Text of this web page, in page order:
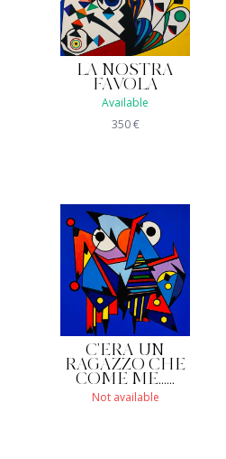
LA NOSTRA
FAVOLA
Available
350€
C'ERA UN
RAGAZZO CHE
COME ME......
Not available